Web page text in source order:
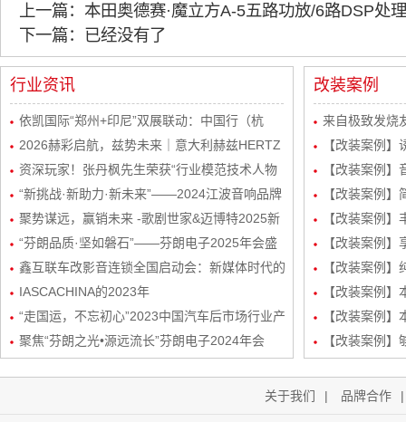
上一篇：本田奥德赛·魔立方A-5五路功放/6路DSP处
下一篇：已经没有了
行业资讯
依凯国际“郑州+印尼”双展联动：中国行（杭
州）感恩宴圆满举行
2026赫彩启航，兹势未来｜意大利赫兹HERTZ
新品发布会暨市场运营规划会议圆满举行
资深玩家！张丹枫先生荣获“行业模范技术人物
奖”
“新挑战·新助力·新未来”——2024江波音响品牌
经销商会议盛大举行！
聚势谋远，赢销未来 -歌剧世家&迈博特2025新
起势经销商会议圆满成功！
“芬朗品质·坚如磐石”——芬朗电子2025年会盛
况，共绘汽车音响改装新蓝图
鑫互联车改影音连锁全国启动会：新媒体时代的
创新矩阵与玩法
IASCACHINA的2023年
“走国运，不忘初心”2023中国汽车后市场行业产
业生态发展峰会-艾斯卡（IASCA）中国谢福秋
聚焦“芬朗之光•源远流长”芬朗电子2024年会
改装案例
来自极致发烧
波站终极音
【改装案例
自达8升级
【改装案例
级丹拿232
【改装案例
品曼斯特
【改装案例
路DSP处理器
【改装案例
三分频
【改装案例
装
【改装案例
频/6路DSP处
【改装案例
路DSP处理器
【改装案例
关于我们 | 品牌合作